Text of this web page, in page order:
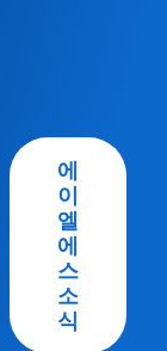
에
이
엘
에
스
소
식